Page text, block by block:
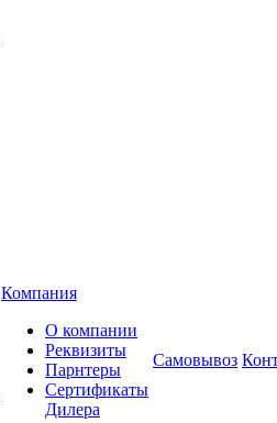
Компания
О компании
Реквизиты
Парнтеры
Сертификаты
Дилера
Самовывоз